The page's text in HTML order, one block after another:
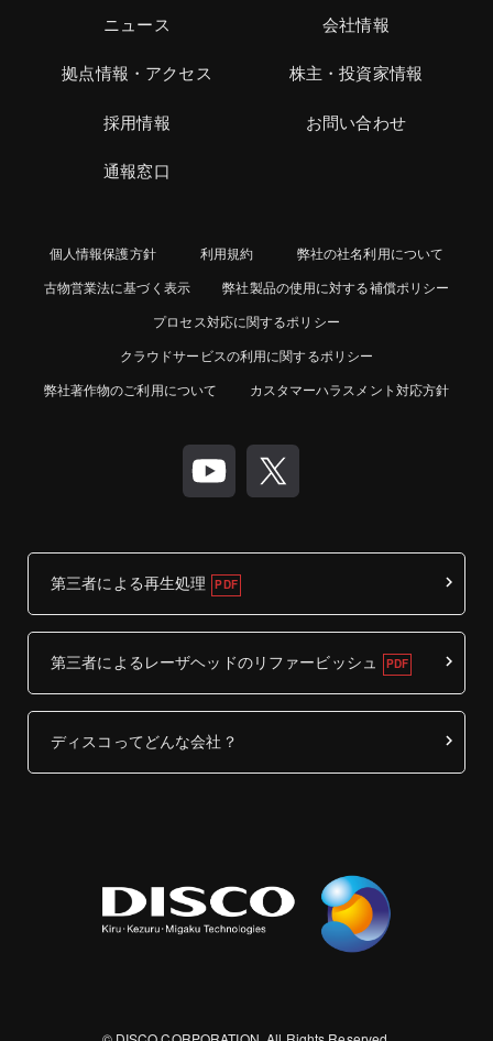
ニュース 会社情報
拠点情報・アクセス 株主・投資家情報
採用情報 お問い合わせ
通報窓口
個人情報保護方針 利用規約
弊社の社名利用について
古物営業法に基づく表示
弊社製品の使用に対する補償ポリシー
プロセス対応に関するポリシー
クラウドサービスの利用に関するポリシー
弊社著作物のご利用について
カスタマーハラスメント対応方針
第三者による再生処理
第三者によるレーザヘッドのリファービッシュ
ディスコってどんな会社？